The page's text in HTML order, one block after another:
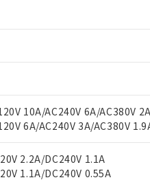
10A/AC240V 6A/AC380V
6A/AC240V 3A/AC380V
2.2A/DC240V 1.1A
1.1A/DC240V 0.55A
価格はお客様のお取引先、ま
い。
当社販売拠点は「販売ネットワ
果を当社の事前の承諾なく第
器に対する適用除外項目は除く。
り、予定月が前後することがあ
国RoHSの基準値以下であるこ
国RoHSの基準値を超えている
：
Cd(カドミウム) : 100ppm、
臭化ビフェニル類) : 1000ppm、
フタル酸ジイソブチル) : 1000ppm、
1000ppm
べてが基準値以下であることを
うち、外国為替および外国貿易
、ミサイル、化学兵器、生物兵
ん。
に販売する場合は、上記1、2
販売に係わる関係者が違法に輸
在庫あり
況については、お客様のお取
員にご確認ください)